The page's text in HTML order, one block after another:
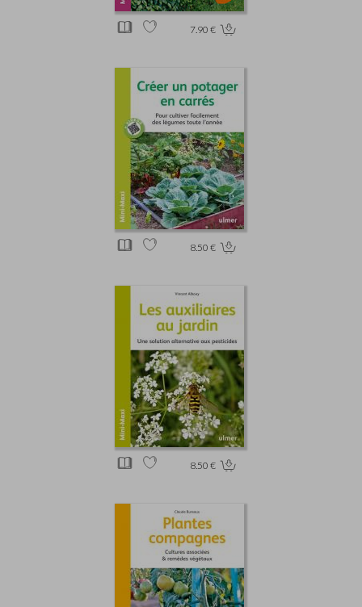
7.90 €
8.50 €
8.50 €